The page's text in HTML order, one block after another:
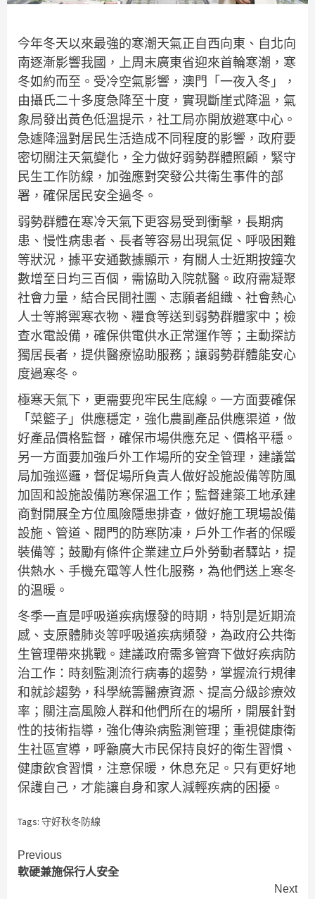
今年冬天以來最強的寒潮天氣正自西向東、自北向
南逐漸影響我國，上周末廣東省迎來首輪寒潮，寒
冬如約而至。受冷空氣影響，澳門「一夜入冬」，
由攝氏二十多度急降至十度，實現斷崖式降溫，氣
象局發出黃色低溫提示，社工局亦開放避寒中心。
急遽降溫對居民生活造成不同程度的影響，政府要
密切關注天氣變化，全力做好弱勢群體照顧，緊守
民生工作防線，加強應對突發公共衛生事件的部
署，確保居民安全過冬。
弱勢群體在寒冷天氣下更容易受到衝擊，長期病
患、慢性病患者、長者等容易出現氣促、呼吸困難
等狀況，據平安通數據顯示，有關人士近期按鐘次
數增至日均三百個，需協助入院就醫。政府需凝聚
社會力量，結合民間社團、志願者組織、社會熱心
人士等將禦寒衣物、糧食等送到弱勢群體家中；檢
查水電設備，確保供電供水正常運作等；主動探訪
獨居長者，提供醫療協助服務；讓弱勢群體能安心
度過寒冬。
極寒天氣下，更需要兜牢民生底線。一方面要確保
「菜籃子」供應穩定，強化農副產品供應渠道，做
好產品價格監督，確保市場供應充足、價格平穩。
另一方面要加強戶外工作場所的安全管理，建議當
局加強巡邏，督促場所負責人做好設施設備等防風
加固和設施設備防寒保溫工作；監督建築工地承建
商對開展全方位風險隱患排查，做好施工現場設備
設施、管道、閥門的防寒防凍，戶外工作者的保暖
裝備等；鼓勵有條件企業建立戶外勞動者驛站，提
供熱水、手機充電等人性化服務，為他們送上寒冬
的溫暖。
冬季一直是呼吸道疾病爆發的時期，特別是近期流
感、支原體肺炎等呼吸道疾病頻發，為政府公共衛
生管理帶來挑戰。建議政府需多管齊下做好疾病防
治工作：時刻監測流行病毒的趨勢，掌握流行規律
和就診趨勢，科學統籌醫療資源、提高分級診療效
率；關注高風險人群和他們所在的場所，開展針對
性的技術指導，強化傳染病監測管理；重視健康衛
生社區宣導，呼籲廣大市民保持良好的衛生習慣、
健康飲食習慣，注意保暖，休息充足。只有更好地
保護自己，才能讓自身和家人減輕疾病的困擾。
Tags: 守好秋冬防線
Continue
Reading
Previous
軟硬兼施保行人安全
Next